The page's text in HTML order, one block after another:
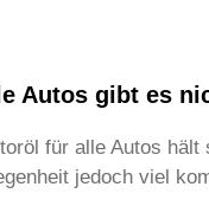
Autos gibt es
für alle Autos
jedoch viel